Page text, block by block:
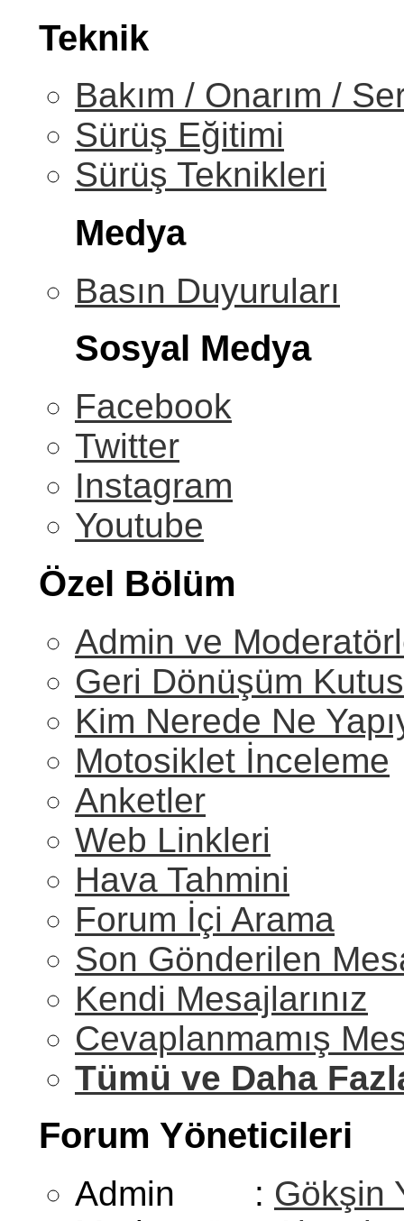
Teknik
Bakım / Onarım /
Sürüş Eğitimi
Sürüş Teknikleri
Medya
Basın Duyuruları
Sosyal Medya
Facebook
Twitter
Instagram
Youtube
Özel Bölüm
Admin ve
Geri Dönüşüm
Kim Nerede Ne
Motosiklet İnceleme
Anketler
Web Linkleri
Hava Tahmini
Forum İçi Arama
Son Gönderilen
Kendi Mesajlarınız
Cevaplanmamış
Tümü ve Daha
Forum Yöneticileri
Admin : Gökşin